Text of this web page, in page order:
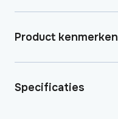
Product kenmerken
Specificaties